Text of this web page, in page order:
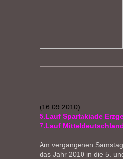
(16.09.2010)
5.Lauf Spartakiade
7.Lauf
Am vergangenen
das Jahr 2010 in die 5.